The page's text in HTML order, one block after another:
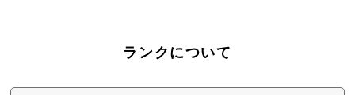
ランクについて